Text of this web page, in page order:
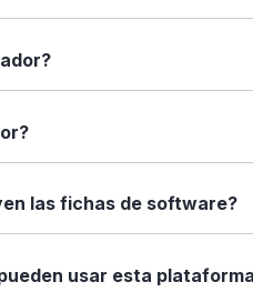
independiente que
fichas completas y
del software, una
interesan y haz clic en
cuál se adapta mejor a tu
las fichas de software?
detallada, funciones
que tengas toda la
usar esta